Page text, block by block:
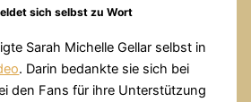
sich selbst zu Wort
Sarah Michelle Gellar selbst in
. Darin bedankte sie sich bei
den Fans für ihre Unterstützung